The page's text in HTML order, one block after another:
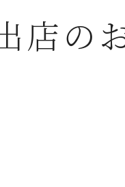
08日
店の